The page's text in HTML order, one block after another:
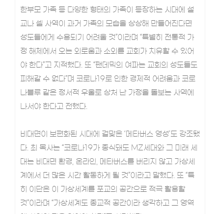
한부모 가족 등 다양한 형태의 가족이 등장하는 시대에 설
교나 셀 사역이 과거 가족의 모습을 상상해 만들어진다면
성도들에게 수용되기 어려울 것”이라며 “특별히 전통적 가
정 해체에서 오는 외로움과 소외를 교회가 치유할 수 있어
야 한다”고 지적했다. 또 “팬데믹의 여파는 교회의 성도들도
피해갈 수 없다”며 코로나19로 인한 경제적 어려움과 코로
나블루 같은 정서적 우울로 상처 난 가정을 돌보는 사역에
나서야 한다고 전했다.
비대면이 보편화된 시대에 걸맞은 ‘메타버스 영성’도 강조됐
다. 최 목사는 “코로나19가 종식돼도 MZ세대와 그 미래 세
대는 비대면 환경, 온라인, 메타버스를 버리지 않고 가상세
계에서 더 많은 시간 활동하게 될 것”이라고 말했다. 또 “특
히 이단은 이 가상세계를 포교의 공간으로 적극 활용할
것”이라며 “가상세계도 종교적 공간이라 생각하고 그 영역